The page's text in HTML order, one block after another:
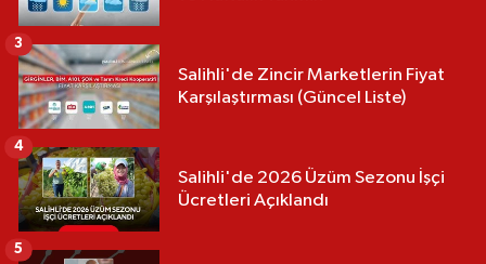
Salihli'de Zincir Marketlerin Fiyat
Karşılaştırması (Güncel Liste)
3
Salihli'de 2026 Üzüm Sezonu İşçi
Ücretleri Açıklandı
4
5